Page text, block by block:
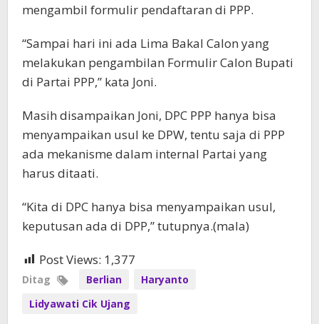
mengambil formulir pendaftaran di PPP.
“Sampai hari ini ada Lima Bakal Calon yang
melakukan pengambilan Formulir Calon Bupati
di Partai PPP,” kata Joni.
Masih disampaikan Joni, DPC PPP hanya bisa
menyampaikan usul ke DPW, tentu saja di PPP
ada mekanisme dalam internal Partai yang
harus ditaati.
“Kita di DPC hanya bisa menyampaikan usul,
keputusan ada di DPP,” tutupnya.(mala)
Post Views: 1,377
Ditag Berlian
Haryanto
Lidyawati Cik Ujang